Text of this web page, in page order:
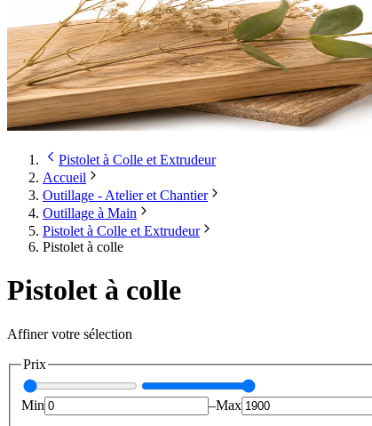
Pistolet à Colle et Extrudeur
Accueil
Outillage - Atelier et Chantier
Outillage à Main
Pistolet à Colle et Extrudeur
Pistolet à colle
Pistolet à colle
Affiner votre sélection
Prix
Min –Max